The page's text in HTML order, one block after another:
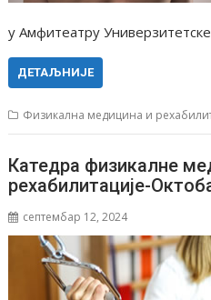
у Амфитеатру
ДЕТАЉНИЈЕ
Физикална медицина и
Катедра физикалне
рехабилитације-
септембар 12, 2024